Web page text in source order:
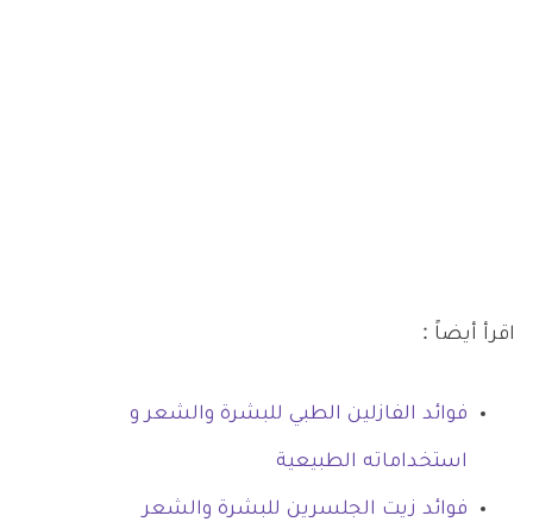
اقرأ أيضاً :
فوائد الفازلين الطبي للبشرة والشعر و
استخداماته الطبيعية
فوائد زيت الجلسرين للبشرة والشعر